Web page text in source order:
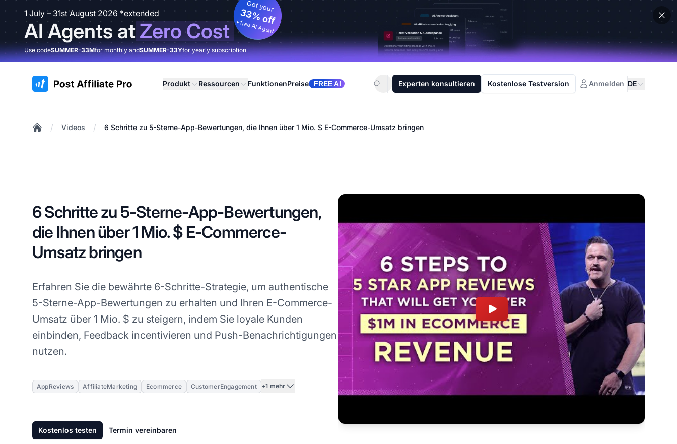
1 July – 31st August 2026 *extended
AI Agents atZero Cost
Get your
33% off
+ free AI Agent
Use codeSUMMER-33Mfor monthly andSUMMER-33Yfor yearly subscription
:site.title Produkt Ressourcen FunktionenPreise FREE AI Experten konsultieren Kostenlose Testversion Anmelden DE
/ Videos / 6 Schritte zu 5-Sterne-App-Bewertungen, die Ihnen über 1 Mio. $ E-Commerce-Umsatz bringen
6 Schritte zu 5-Sterne-App-Bewertungen,
die Ihnen über 1 Mio. $ E-Commerce-
Umsatz bringen
Erfahren Sie die bewährte 6-Schritte-Strategie, um authentische
5-Sterne-App-Bewertungen zu erhalten und Ihren E-Commerce-
Umsatz über 1 Mio. $ zu steigern, indem Sie loyale Kunden
einbinden, Feedback incentivieren und Push-Benachrichtigungen
nutzen.
AppReviews AffiliateMarketing Ecommerce CustomerEngagement +1 mehr
Kostenlos testen Termin vereinbaren